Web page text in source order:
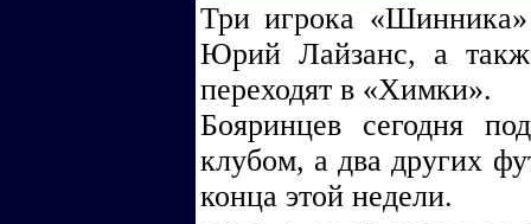
Три игрока
Юрий Лайзанс, а
переходят в «Химки».
Бояринцев сегодня
клубом, а два других
конца этой недели.